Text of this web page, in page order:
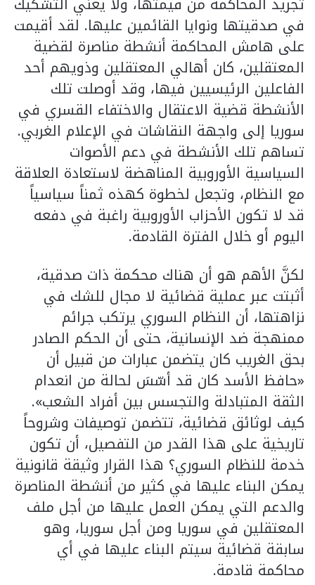
في صدقيتها ونوايا القائمين عليها. لقد أقيمت
على هامش المحاكمة أنشطة مناصرة لقضية
المعتقلين، كان أهالي المعتقلين وذويهم أحد
الفاعلين الرئيسيين فيها، وقد أوصلت تلك
الأنشطة قضية الاعتقال والاختفاء القسري في
سوريا إلى واجهة النقاشات في الإعلام الغربي.
تساهم تلك الأنشطة في دعم الأصوات
السياسية الأوروبية المناهضة لاستعادة العلاقة
مع النظام، وتجعل لخطوة كهذه ثمناً سياسياً
قد لا تكون الأحزاب الأوروبية راغبة في دفعه
اليوم أو خلال الفترة القادمة.
لكنَّ الأهم هو أن هناك محكمة ذات صدقية،
أثبتت عبر عملية قضائية لا مجال للشك في
نزاهتها، أن النظام السوري يرتكب جرائم
ممنهجة ضد الإنسانية، حتى أن الحكم الصادر
بحق الغريب كان يتضمن عبارات من قبيل أن
«حافظ الأسد كان قد أسّسَ لحالة من انعدام
الثقة المتبادلة والتجسس بين أفراد الشعب».
كيف لوثائق قضائية، تتضمن توصيفات وشروحاً
تاريخية على هذا القدر من التفصيل، أن تكون
خدمة للنظام السوري؟ هذا القرار وثيقة قانونية
يمكن البناء عليها في كثير من أنشطة المناصرة
والدعم التي يمكن العمل عليها من أجل ملف
المعتقلين في سوريا ومن أجل سوريا، وهو
سابقة قضائية سيتم البناء عليها في أي
محاكمة قادمة.